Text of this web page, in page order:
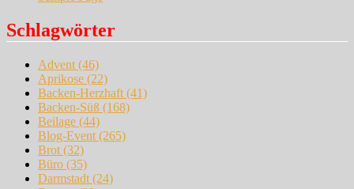
Schlagwörter
Advent (46)
Aprikose (22)
Backen-Herzhaft (41)
Backen-Süß (168)
Beilage (44)
Blog-Event (265)
Brot (32)
Büro (35)
Darmstadt (24)